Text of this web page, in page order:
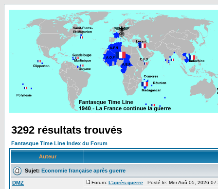
3292 résultats trouvés
Fantasque Time Line Index du Forum
Auteur
Sujet: Economie française après guerre
DMZ Forum: L'après-guerre Posté le: Mer Aoû 05, 2026